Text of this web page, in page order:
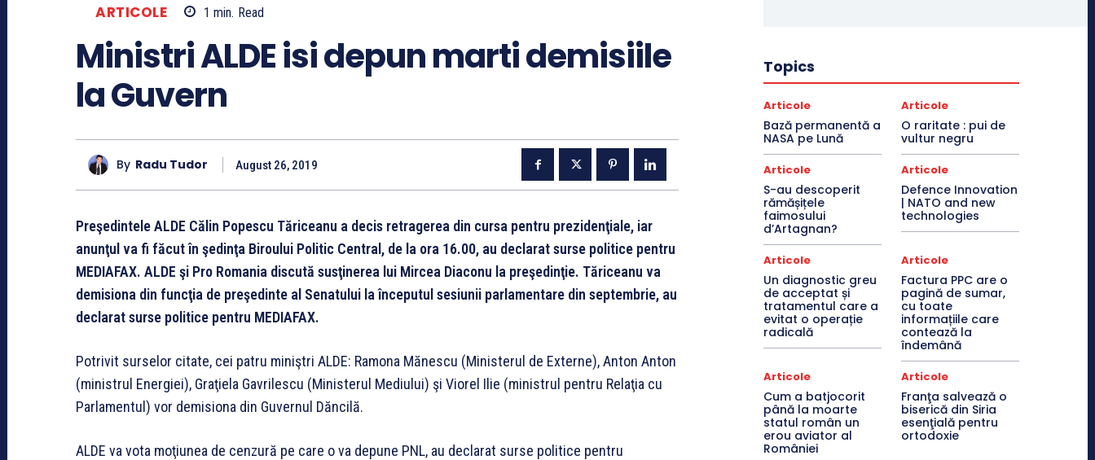
ARTICOLE 1 min. Read
Ministri ALDE isi depun marti demisiile
la Guvern
By Radu Tudor August 26, 2019
Preşedintele ALDE Călin Popescu Tăriceanu a decis retragerea din cursa pentru prezidenţiale, iar
anunţul va fi făcut în şedinţa Biroului Politic Central, de la ora 16.00, au declarat surse politice pentru
MEDIAFAX. ALDE şi Pro Romania discută susţinerea lui Mircea Diaconu la preşedinţie. Tăriceanu va
demisiona din funcţia de preşedinte al Senatului la începutul sesiunii parlamentare din septembrie, au
declarat surse politice pentru MEDIAFAX.
Potrivit surselor citate, cei patru miniştri ALDE: Ramona Mănescu (Ministerul de Externe), Anton Anton
(ministrul Energiei), Graţiela Gavrilescu (Ministerul Mediului) şi Viorel Ilie (ministrul pentru Relaţia cu
Parlamentul) vor demisiona din Guvernul Dăncilă.
ALDE va vota moţiunea de cenzură pe care o va depune PNL, au declarat surse politice pentru
Topics
Articole
Bază permanentă a
NASA pe Lună
Articole
O raritate : pui de
vultur negru
Articole
S-au descoperit
rămășițele
faimosului
d’Artagnan?
Articole
Defence Innovation
| NATO and new
technologies
Articole
Un diagnostic greu
de acceptat și
tratamentul care a
evitat o operație
radicală
Articole
Factura PPC are o
pagină de sumar,
cu toate
informațiile care
contează la
îndemână
Articole
Cum a batjocorit
până la moarte
statul român un
erou aviator al
României
Articole
Franţa salvează o
biserică din Siria
esenţială pentru
ortodoxie